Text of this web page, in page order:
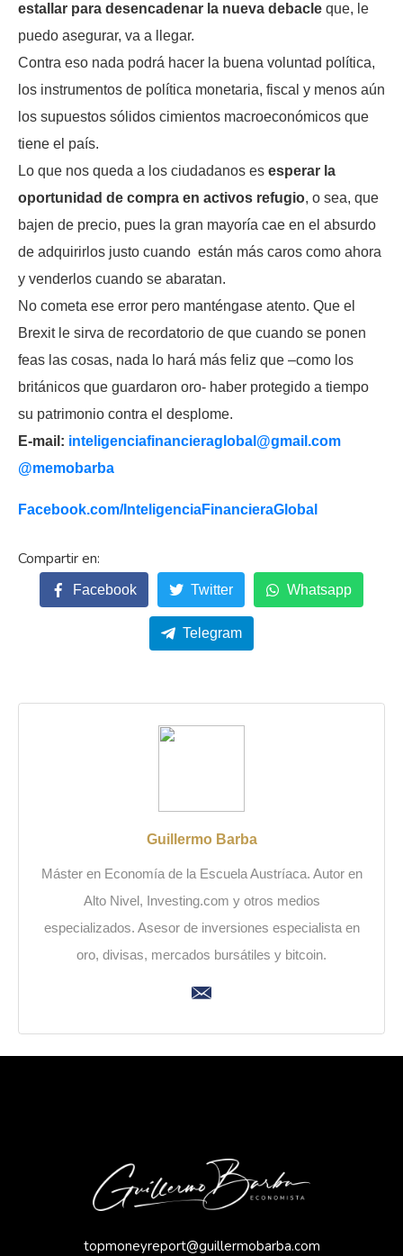
estallar para desencadenar la nueva debacle que, le
puedo asegurar, va a llegar.
Contra eso nada podrá hacer la buena voluntad política,
los instrumentos de política monetaria, fiscal y menos aún
los supuestos sólidos cimientos macroeconómicos que
tiene el país.
Lo que nos queda a los ciudadanos es esperar la
oportunidad de compra en activos refugio, o sea, que
bajen de precio, pues la gran mayoría cae en el absurdo
de adquirirlos justo cuando están más caros como ahora
y venderlos cuando se abaratan.
No cometa ese error pero manténgase atento. Que el
Brexit le sirva de recordatorio de que cuando se ponen
feas las cosas, nada lo hará más feliz que –como los
británicos que guardaron oro- haber protegido a tiempo
su patrimonio contra el desplome.
E-mail: inteligenciafinancieraglobal@gmail.com
@memobarba
Facebook.com/InteligenciaFinancieraGlobal
Facebook Twitter Whatsapp
Telegram
Guillermo Barba
Máster en Economía de la Escuela Austríaca. Autor en
Alto Nivel, Investing.com y otros medios
especializados. Asesor de inversiones especialista en
oro, divisas, mercados bursátiles y bitcoin.
topmoneyreport@guillermobarba.com